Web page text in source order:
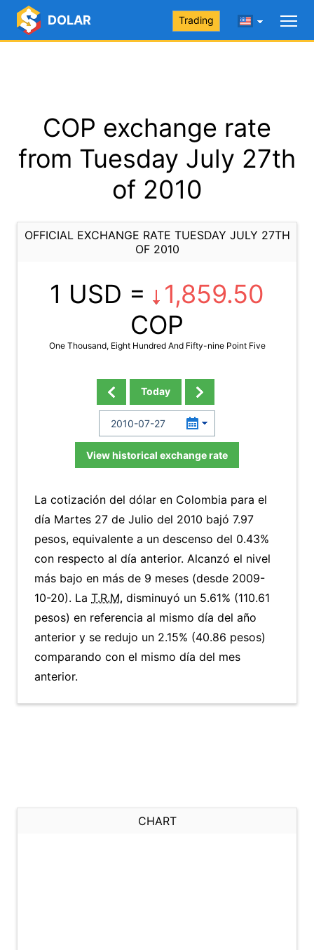
DOLAR Trading
COP exchange rate
from Tuesday July 27th
of 2010
OFFICIAL EXCHANGE RATE TUESDAY JULY 27TH
OF 2010
1 USD =
1,859.50
COP
One Thousand, Eight Hundred And Fifty-nine Point Five
Today
View historical exchange rate
La cotización del dólar en Colombia para el
día Martes 27 de Julio del 2010 bajó 7.97
pesos, equivalente a un descenso del 0.43%
con respecto al día anterior. Alcanzó el nivel
más bajo en más de 9 meses (desde 2009-
10-20). La T.R.M. disminuyó un 5.61% (110.61
pesos) en referencia al mismo día del año
anterior y se redujo un 2.15% (40.86 pesos)
comparando con el mismo día del mes
anterior.
CHART